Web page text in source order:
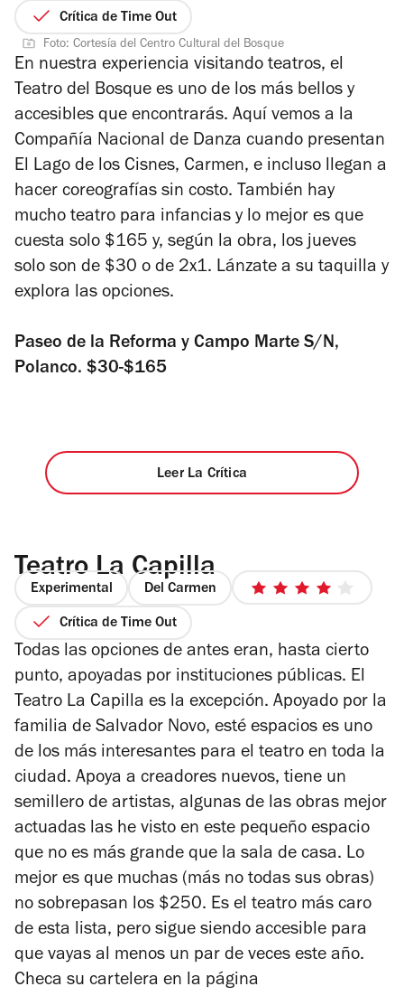
estrellas
Crítica de Time Out
Foto: Cortesía del Centro Cultural del Bosque
En nuestra experiencia visitando teatros, el
Teatro del Bosque es uno de los más bellos y
accesibles que encontrarás. Aquí vemos a la
Compañía Nacional de Danza cuando presentan
El Lago de los Cisnes, Carmen, e incluso llegan a
hacer coreografías sin costo. También hay
mucho teatro para infancias y lo mejor es que
cuesta solo $165 y, según la obra, los jueves
solo son de $30 o de 2x1. Lánzate a su taquilla y
explora las opciones.
Paseo de la Reforma y Campo Marte S/N,
Polanco. $30-$165
Leer La Crítica
Teatro La Capilla
Experimental Del Carmen
4
5
Crítica de Time Out
Todas las opciones de antes eran, hasta cierto
punto, apoyadas por instituciones públicas. El
Teatro La Capilla es la excepción. Apoyado por la
familia de Salvador Novo, esté espacios es uno
de los más interesantes para el teatro en toda la
ciudad. Apoya a creadores nuevos, tiene un
semillero de artistas, algunas de las obras mejor
actuadas las he visto en este pequeño espacio
que no es más grande que la sala de casa. Lo
mejor es que muchas (más no todas sus obras)
no sobrepasan los $250. Es el teatro más caro
de esta lista, pero sigue siendo accesible para
que vayas al menos un par de veces este año.
Checa su cartelera en la página